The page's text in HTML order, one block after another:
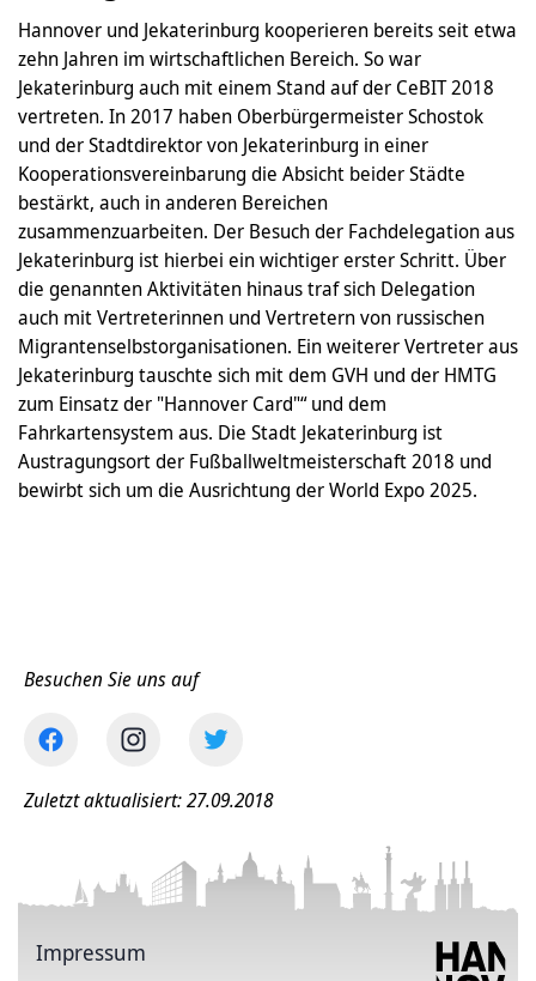
Hannover und Jekaterinburg kooperieren bereits seit etwa
zehn Jahren im wirtschaftlichen Bereich. So war
Jekaterinburg auch mit einem Stand auf der CeBIT 2018
vertreten. In 2017 haben Oberbürgermeister Schostok
und der Stadtdirektor von Jekaterinburg in einer
Kooperationsvereinbarung die Absicht beider Städte
bestärkt, auch in anderen Bereichen
zusammenzuarbeiten. Der Besuch der Fachdelegation aus
Jekaterinburg ist hierbei ein wichtiger erster Schritt. Über
die genannten Aktivitäten hinaus traf sich Delegation
auch mit Vertreterinnen und Vertretern von russischen
Migrantenselbstorganisationen. Ein weiterer Vertreter aus
Jekaterinburg tauschte sich mit dem GVH und der HMTG
zum Einsatz der "Hannover Card"“ und dem
Fahrkartensystem aus. Die Stadt Jekaterinburg ist
Austragungsort der Fußballweltmeisterschaft 2018 und
bewirbt sich um die Ausrichtung der World Expo 2025.
Besuchen Sie uns auf
Zuletzt aktualisiert: 27.09.2018
Impressum